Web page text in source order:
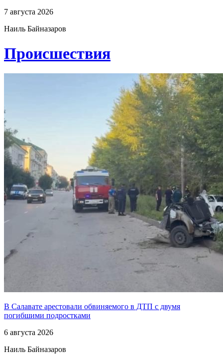
7 августа 2026
Наиль Байназаров
Проиcшествия
В Салавате арестовали обвиняемого в ДТП с двумя
погибшими подростками
6 августа 2026
Наиль Байназаров